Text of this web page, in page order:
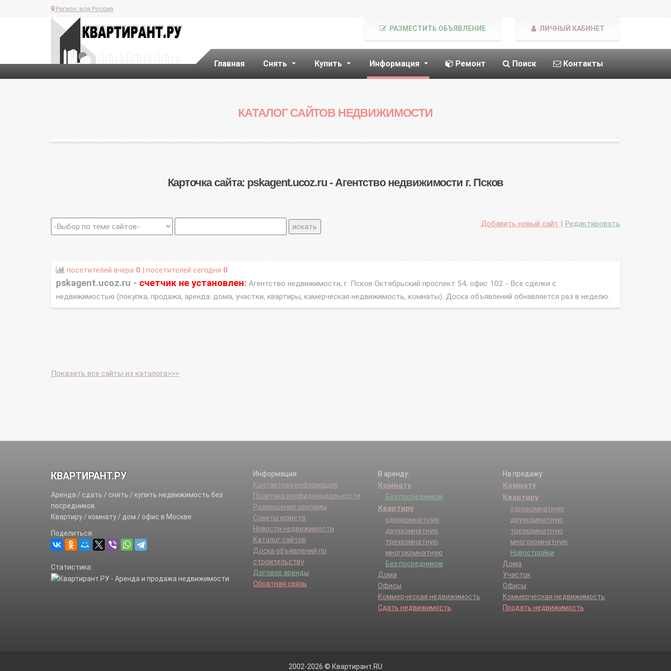
Регион: вся Россия
Главная Снять Купить Информация Ремонт Поиск Контакты
РАЗМЕСТИТЬ ОБЪЯВЛЕНИЕ ЛИЧНЫЙ КАБИНЕТ
КАТАЛОГ САЙТОВ НЕДВИЖИМОСТИ
Карточка сайта: pskagent.ucoz.ru - Агентство недвижимости г. Псков
Добавить новый сайт | Редактировать
посетителей вчера 0 | посетителей сегодня 0
pskagent.ucoz.ru - счетчик не установлен: Агентство недвижимости, г. Псков Октябрьский проспект 54, офис 102 - Все сделки с
недвижимостью (покупка, продажа, аренда: дома, участки, квартиры, камерческая недвижимость, комнаты). Доска объявлений обнавляется раз в неделю.
Показать все сайты из каталога>>>
КВАРТИРАНТ.РУ
Аренда / сдать / снять / купить недвижимость без
посредников.
Квартиру / комнату / дом / офис в Москве
Поделиться:
Статистика:
Информация:
Контактная информация
Политика конфиденциальности
Размещение рекламы
Советы юриста
Новости недвижимости
Каталог сайтов
Доска объявлений по
строительству
Договор аренды
Обратная связь
В аренду:
Комнату
Без посредников
Квартиру
однокомнатную
двухкомнатную
трехкомнатную
многокомнатную
Без посредников
Дома
Офисы
Коммерческая недвижимость
Сдать недвижимость
На продажу:
Комнату
Квартиру
однокомнатную
двухкомнатную
трехкомнатную
многокомнатную
Новостройки
Дома
Участок
Офисы
Коммерческая недвижимость
Продать недвижимость
2002-2026 © Квартирант.RU